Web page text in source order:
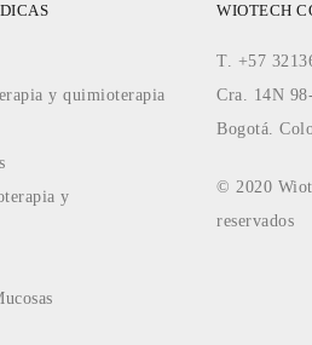
y quimioterapia
y
WIOTECH
T. +57
Cra. 14N
Bogotá.
© 2020
reservados